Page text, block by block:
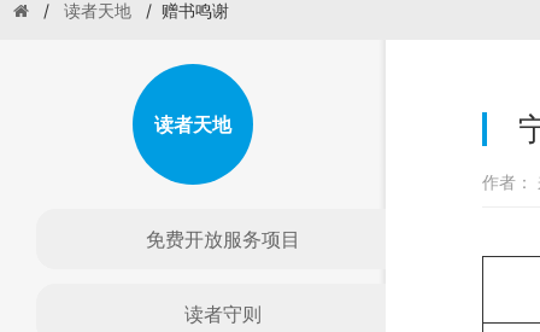
/ 读者天地 / 赠书鸣谢
读者天地
免费开放服务项目
读者守则
作者：